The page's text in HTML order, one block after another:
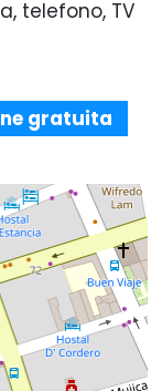
telefono, TV
gratuita